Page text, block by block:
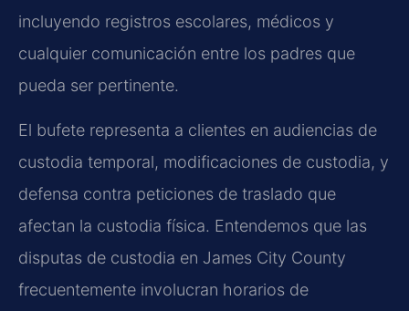
incluyendo registros escolares, médicos y
cualquier comunicación entre los padres que
pueda ser pertinente.
El bufete representa a clientes en audiencias de
custodia temporal, modificaciones de custodia, y
defensa contra peticiones de traslado que
afectan la custodia física. Entendemos que las
disputas de custodia en James City County
frecuentemente involucran horarios de